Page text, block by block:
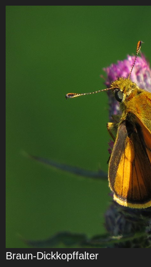
Braun-Dickkopffalter